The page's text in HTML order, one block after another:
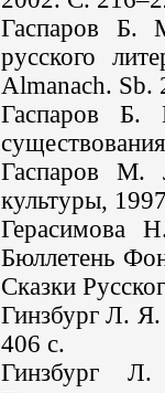
Гаспаров Б.
русского
Almanach. Sb.
Гаспаров Б.
Гаспаров
культуры,
Герасимова
Бюллетень
Сказки
Гинзбург Л. Я.
406 с.
Гинзбург